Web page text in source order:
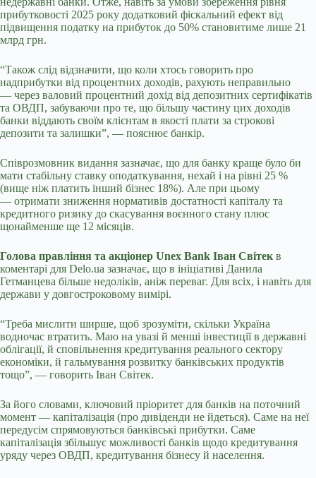
прибутковості 2025 року додатковий фіскальний ефект від
підвищення податку на прибуток до 50% становитиме лише 21
млрд грн.
“Також слід відзначити, що коли хтось говорить про
надприбутки від процентних доходів, рахують неправильно
— через валовий процентний дохід від депозитних сертифікатів
та ОВДП, забуваючи про те, що більшу частину цих доходів
банки віддають своїм клієнтам в якості плати за строкові
депозити та залишки”, — пояснює банкір.
Співрозмовник видання зазначає, що для банку краще було би
мати стабільну ставку оподаткування, нехай і на рівні 25 %
(вище ніж платить інший бізнес 18%). Але при цьому
— отримати зниження нормативів достатності капіталу та
кредитного ризику до скасування воєнного стану плюс
щонайменше ще 12 місяців.
Голова правління та акціонер Unex Bank Іван Світек в
коментарі для Delo.ua зазначає, що в ініціативі Данила
Гетманцева більше недоліків, аніж переваг. Для всіх, і навіть для
держави у довгостроковому вимірі.
“Треба мислити ширше, щоб зрозуміти, скільки Україна
водночас втратить. Маю на увазі й менші інвестиції в державні
облігації, й сповільнення кредитування реального сектору
економіки, й гальмування розвитку банківських продуктів
тощо”, — говорить Іван Світек.
За його словами, ключовий пріоритет для банків на поточний
момент — капіталізація (про дивіденди не йдеться). Саме на неї
передусім спрямовуються банківські прибутки. Саме
капіталізація збільшує можливості банків щодо кредитування
уряду через ОВДП, кредитування бізнесу й населення.